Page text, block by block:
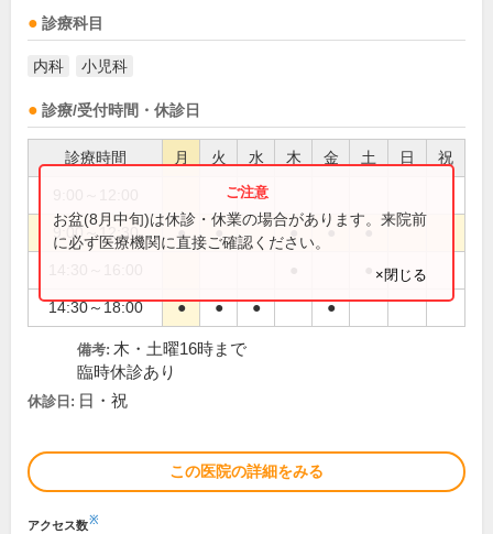
診療科目
内科 小児科
診療/受付時間・休診日
診療時間 月 火 水 木 金 土 日 祝
●
9:00～12:30 ● ● ● ● ●
14:30～18:00 ● ● ● ●
お盆(8月中旬)は休診・休業の場合があります。来院前
に必ず医療機関に直接ご確認ください。
×閉じる
備考: 木・土曜16時まで
臨時休診あり
休診日: 日・祝
この医院の詳細をみる
アクセス数※